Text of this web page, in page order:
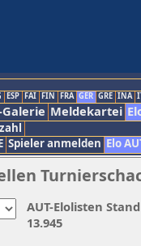
ESP FAI FIN FRA GER GRE INA
Galerie Meldekartei
Spieler anmelden Elo
AUT-Elolisten
13.945